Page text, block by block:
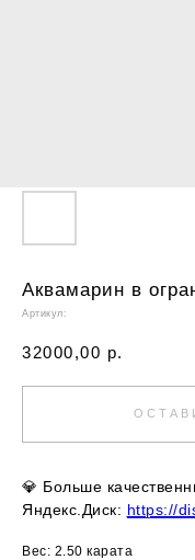
Аквамарин в
Артикул:
32000,00 р.
💎 Больше
Яндекс.Диск: https://
Вес: 2.50 карата